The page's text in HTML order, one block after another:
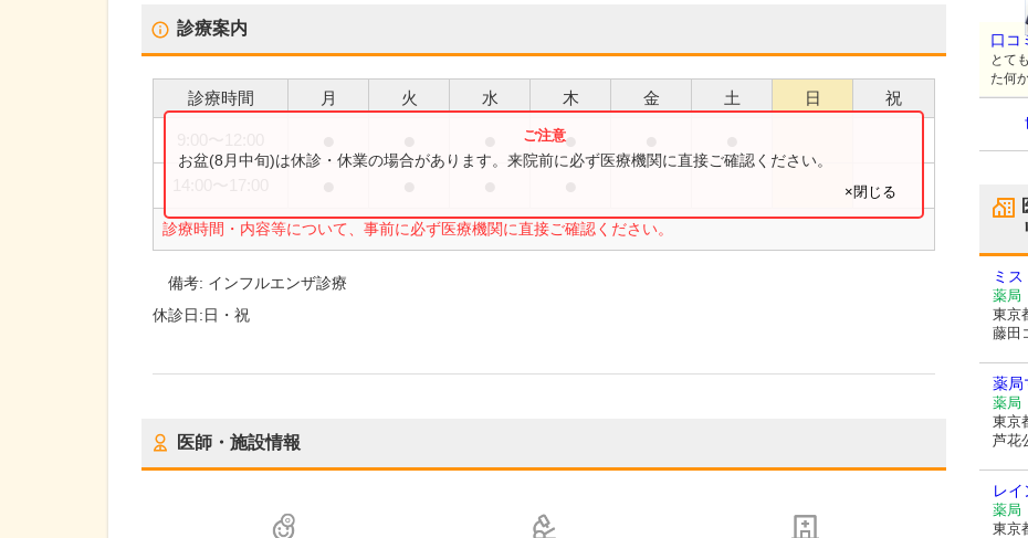
診療案内
診療時間 月 火 水 木 金 土 日 祝
●
診療時間・内容等について、事前に必ず医療機関に直接ご確認ください。
お盆(8月中旬)は休診・休業の場合があります。来院前に必ず医療機関に直接ご確認ください。
×閉じる
備考: インフルエンザ診療
休診日:日・祝
医師・施設情報
口コ
とて
た何
ミ
薬局
東京
藤田
薬局
薬局
東京
芦花
レイ
薬局
東京